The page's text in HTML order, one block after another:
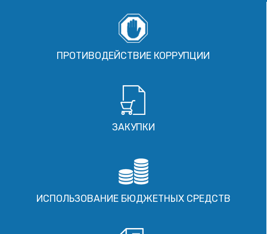
ПРОТИВОДЕЙСТВИЕ КОРРУПЦИИ
ЗАКУПКИ
ИСПОЛЬЗОВАНИЕ БЮДЖЕТНЫХ СРЕДСТВ